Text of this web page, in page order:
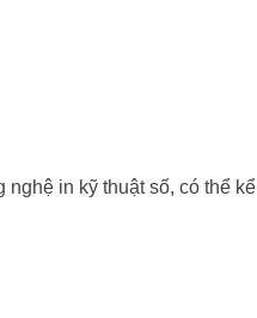
in kỹ thuật số, có thể kể